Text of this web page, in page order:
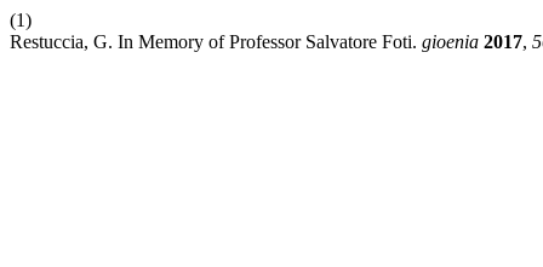
(1)
Restuccia, G. In Memory of Professor Salvatore Foti. gioenia 2017,